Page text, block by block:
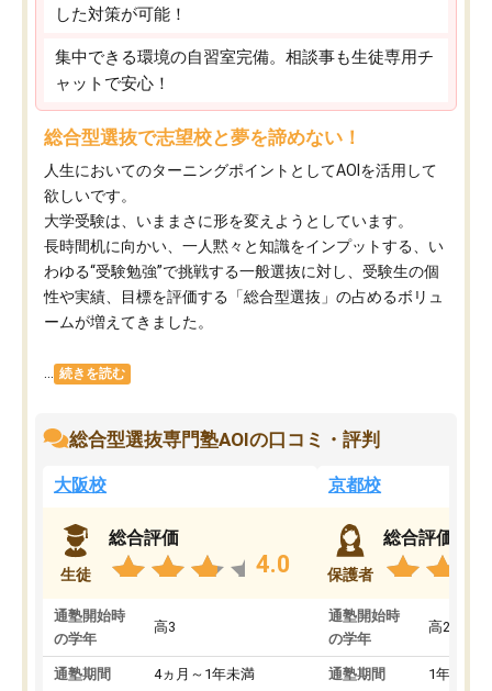
した対策が可能！
集中できる環境の自習室完備。相談事も生徒専用チ
ャットで安心！
総合型選抜で志望校と夢を諦めない！
人生においてのターニングポイントとしてAOIを活用して
欲しいです。
大学受験は、いままさに形を変えようとしています。
長時間机に向かい、一人黙々と知識をインプットする、い
わゆる“受験勉強”で挑戦する一般選抜に対し、受験生の個
性や実績、目標を評価する「総合型選抜」の占めるボリュ
ームが増えてきました。
続きを読む
総合型選抜専門塾AOIの口コミ・評判
大阪校
生徒
総合評価
4.0
通塾開始時
の学年
高3
通塾期間 4ヵ月～1年未満
京都校
保護者
総合評価
通塾開始時
の学年
高2
通塾期間 1年以上